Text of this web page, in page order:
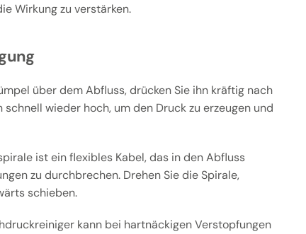
Wirkung zu verstärken.
über dem Abfluss, drücken Sie ihn kräftig nach
schnell wieder hoch, um den Druck zu erzeugen und
ist ein flexibles Kabel, das in den Abfluss
zu durchbrechen. Drehen Sie die Spirale,
schieben.
kann bei hartnäckigen Verstopfungen